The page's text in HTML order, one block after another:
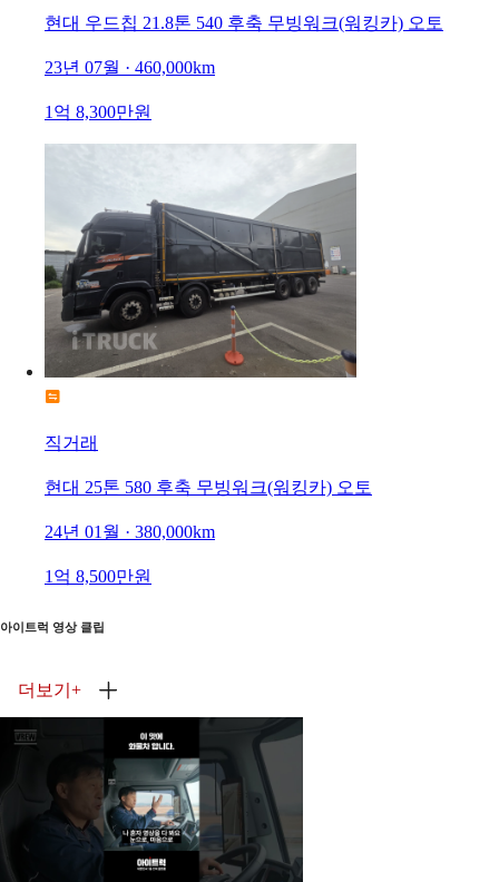
현대 우드칩 21.8톤 540 후축 무빙워크(워킹카) 오토
23년 07월 · 460,000km
1억 8,300만원
직거래
현대 25톤 580 후축 무빙워크(워킹카) 오토
24년 01월 · 380,000km
1억 8,500만원
아이트럭 영상 클립
더보기 +